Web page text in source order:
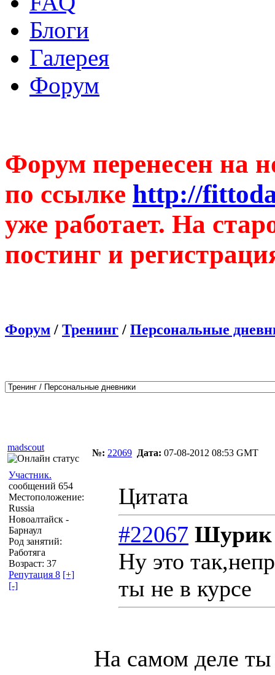
Блоги
Галерея
Форум
Форум перенесен на
по ссылке http://
уже работает. На
постинг и
Форум / Тренинг / Персональные
madscout
№: 22069 Дата: 07-08-2012 08:53 GMT
Участник.
сообщений 654
Местоположение:
Russia
Новоалтайск -
Барнаул
Род занятий:
Работяга
Возраст: 37
Репутация 8 [+]
[-]
Цитата
#22067
Ну это
ты не в курсе
На самом деле